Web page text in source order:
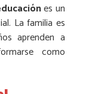
es un
La familia es
aprenden a
como